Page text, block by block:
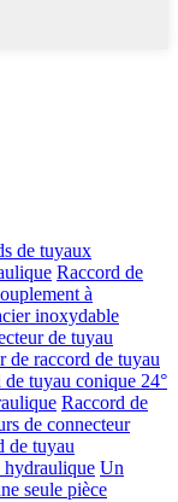
de tuyaux
Raccord de
à
inoxydable
de tuyau
de raccord de tuyau
de tuyau conique 24°
Raccord de
de connecteur
de tuyau
hydraulique Un
seule pièce